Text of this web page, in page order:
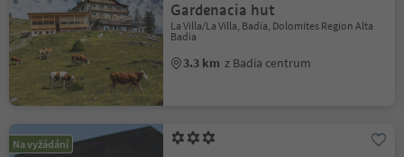
Gardenacia hut
La Villa/La Villa, Badia, Dolomites Region Alta
Badia
3.3 km z Badia centrum
Na vyžádání